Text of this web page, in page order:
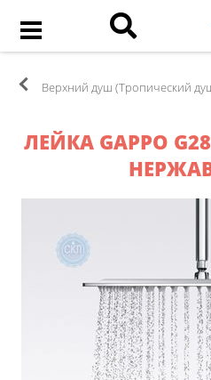
Верхний душ (Тропический
ЛЕЙКА GAPPO